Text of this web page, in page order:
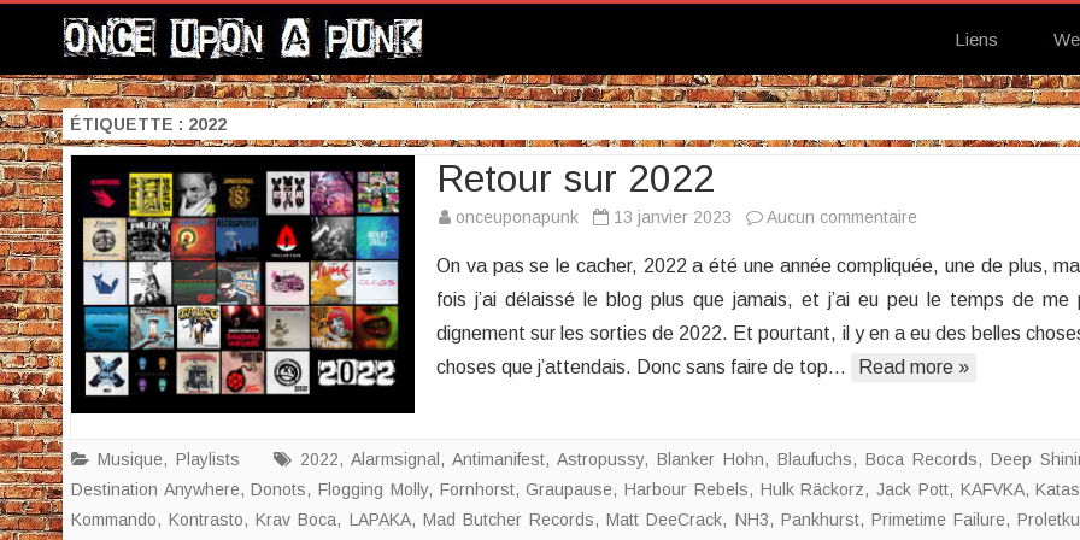
Liens
ÉTIQUETTE : 2022
Retour sur 2022
onceuponapunk 13 janvier 2023 Aucun commentaire
sur
2022
On va pas se le cacher, 2022 a été une année compliquée, une de plus,
fois j’ai délaissé le blog plus que jamais, et j’ai eu peu le temps de me
dignement sur les sorties de 2022. Et pourtant, il y en a eu des belles
choses que j’attendais. Donc sans faire de top…
Read more »
Musique,Playlists 2022,Alarmsignal ,Antimanifest,Astropussy,Blanker Hohn,Blaufuchs,Boca Records,Deep
Destination Anywhere,Donots,Flogging Molly, Fornhorst,Graupause,Harbour Rebels, Hulk Räckorz,Jack Pott, KAFVKA,
Kommando,Kontrasto,Krav Boca, LAPAKA, Mad Butcher Records,Matt DeeCrack, NH3, Pankhurst, Primetime Failure,